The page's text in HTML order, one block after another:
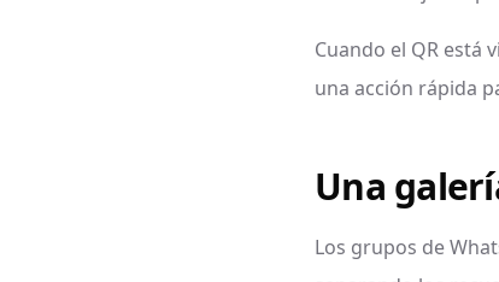
Cuando el QR está
una acción rápida
Una
Los grupos de